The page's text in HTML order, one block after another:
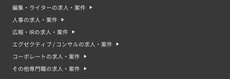
編集・ライターの求人・案件
人事の求人・案件
広報・IRの求人・案件
エグゼクティブ / コンサルの求人・案件
コーポレートの求人・案件
その他専門職の求人・案件